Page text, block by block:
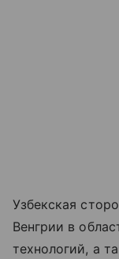
Узбекская
Венгрии в
технологий, а